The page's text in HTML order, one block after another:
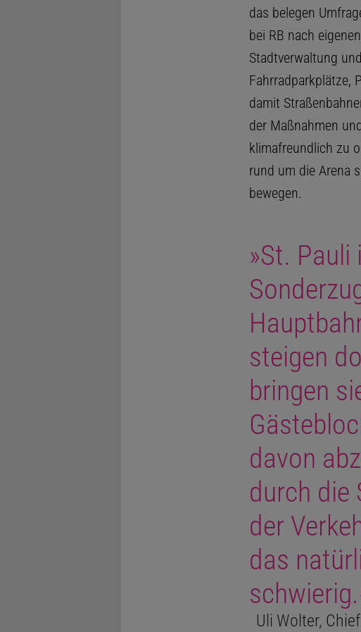
das belegen
bei RB nach
Stadtverwaltung
Fahrradparkplätze,
damit
der Maßnahmen
klimafreundlich zu
rund um die Arena
bewegen.
»St.
steigen
bringen
davon
durch die
der
das
Uli Wolter,